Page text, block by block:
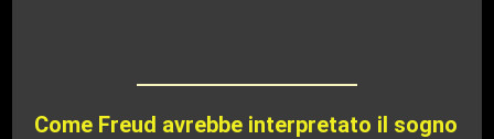
Come Freud avrebbe interpretato il sogno